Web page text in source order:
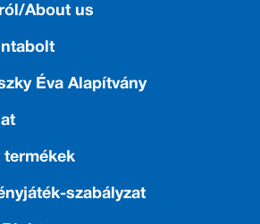
About us
Éva Alapítvány
szabályzat